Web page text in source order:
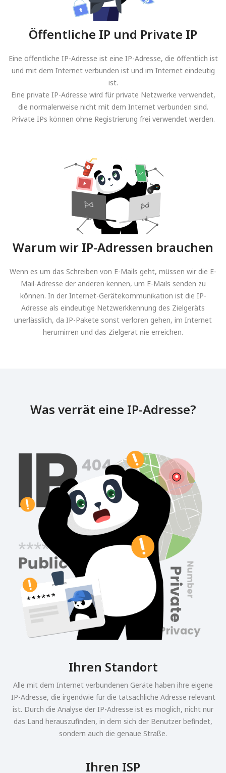
Öffentliche IP und Private IP
Eine öffentliche IP-Adresse ist eine IP-Adresse, die öffentlich ist
und mit dem Internet verbunden ist und im Internet eindeutig
ist.
Eine private IP-Adresse wird für private Netzwerke verwendet,
die normalerweise nicht mit dem Internet verbunden sind.
Private IPs können ohne Registrierung frei verwendet werden.
Warum wir IP-Adressen brauchen
Wenn es um das Schreiben von E-Mails geht, müssen wir die E-
Mail-Adresse der anderen kennen, um E-Mails senden zu
können. In der Internet-Gerätekommunikation ist die IP-
Adresse als eindeutige Netzwerkkennung des Zielgeräts
unerlässlich, da IP-Pakete sonst verloren gehen, im Internet
herumirren und das Zielgerät nie erreichen.
Was verrät eine IP-Adresse?
Ihren Standort
Alle mit dem Internet verbundenen Geräte haben ihre eigene
IP-Adresse, die irgendwie für die tatsächliche Adresse relevant
ist. Durch die Analyse der IP-Adresse ist es möglich, nicht nur
das Land herauszufinden, in dem sich der Benutzer befindet,
sondern auch die genaue Straße.
Ihren ISP